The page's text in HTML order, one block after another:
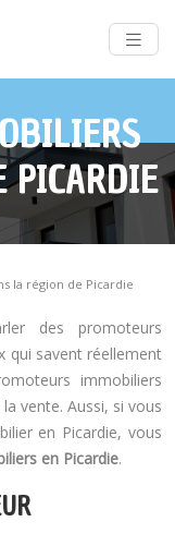
PICARDIE
la région de Picardie
des promoteurs
qui savent réellement
immobiliers
vente. Aussi, si vous
en Picardie, vous
en Picardie.